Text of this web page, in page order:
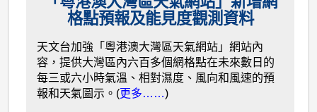
格點預報及能見度觀測資料
天文台加強「粵港澳大灣區天氣網站」網站內
容，提供大灣區內六百多個網格點在未來數日的
每三或六小時氣溫、相對濕度、風向和風速的預
報和天氣圖示。(更多……)